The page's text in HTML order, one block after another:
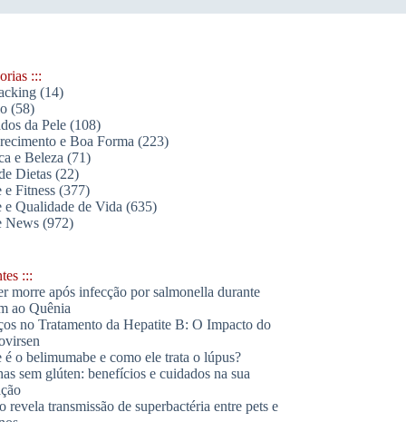
:::
(14)
(58)
da Pele(108)
e Boa Forma (223)
e Beleza (71)
Dietas(22)
e Fitness(377)
e Qualidade de Vida (635)
News(972)
:::
morre após infecção por salmonella durante
ao Quênia
no Tratamento da Hepatite B: O Impacto do
é o belimumabe e como ele trata o lúpus?
sem glúten: benefícios e cuidados na sua
revela transmissão de superbactéria entre pets e